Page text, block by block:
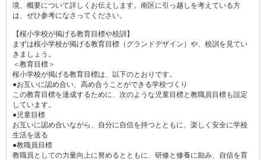
境、概要について詳しくお伝えします。南区に引っ越しを考えている方
は、ぜひ参考になさってください。
【桜小学校が掲げる教育目標や校訓】
まずは桜小学校が掲げる教育目標（グランドデザイン）や、校訓を見てい
きましょう。
＜教育目標＞
桜小学校が掲げる教育目標は、以下のとおりです。
●お互いに認め合い、高め合うことができる学校づくり
この教育目標を達成するために、次のような児童目標と教職員目標も設定
しています。
●児童目標
お互いに認め合いながら、自分に自信を持つとともに、楽しく安全に学校
生活を送る
●教職員目標
教職員としての力量向上に努めるとともに、研修と修養に励み、自信を育